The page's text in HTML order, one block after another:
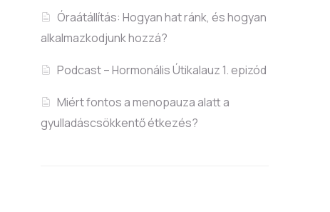
Óraátállítás: Hogyan hat ránk, és hogyan
alkalmazkodjunk hozzá?
Podcast – Hormonális Útikalauz 1. epizód
Miért fontos a menopauza alatt a
gyulladáscsökkentő étkezés?